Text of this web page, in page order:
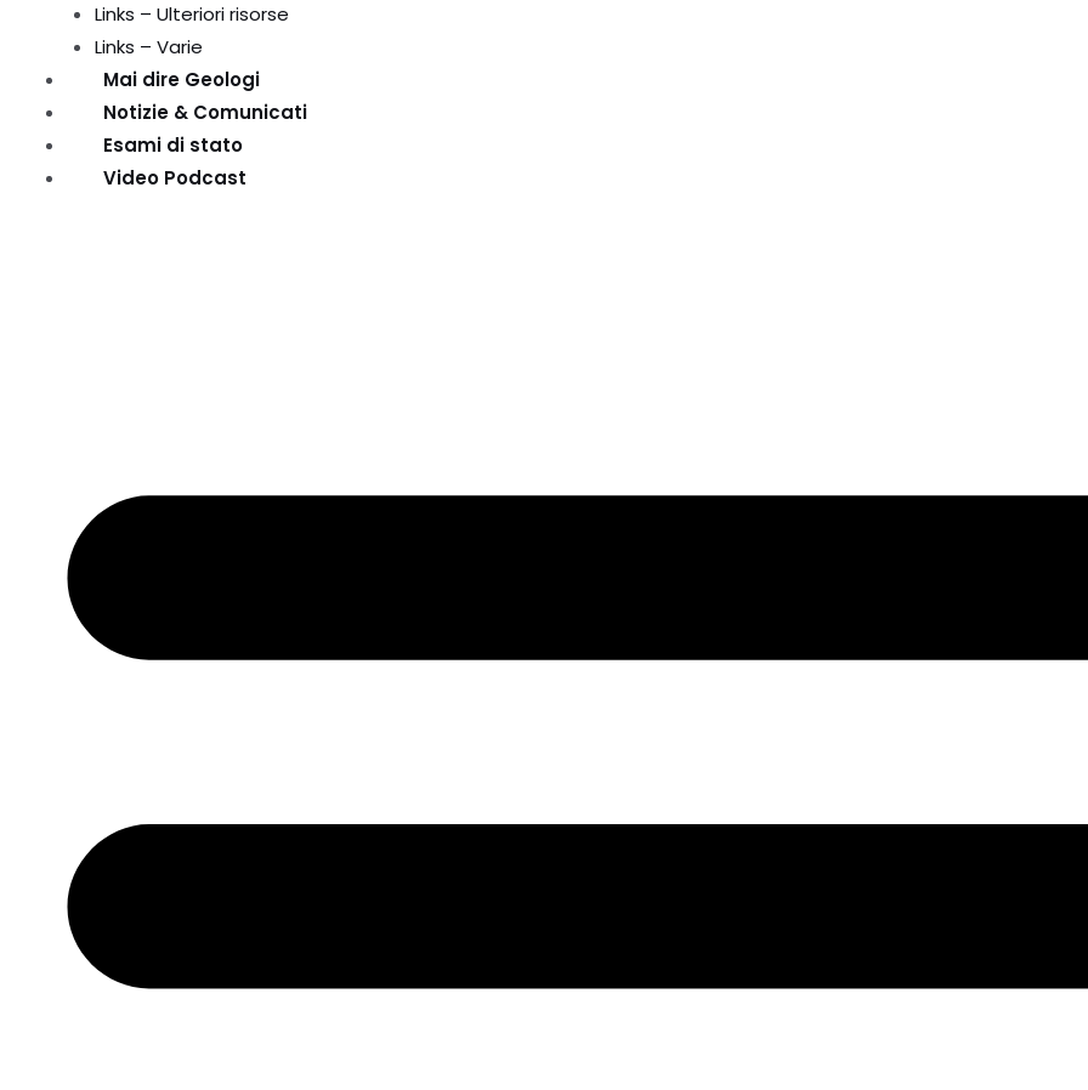
Links – Ulteriori risorse
Links – Varie
Mai dire Geologi
Notizie & Comunicati
Esami di stato
Video Podcast